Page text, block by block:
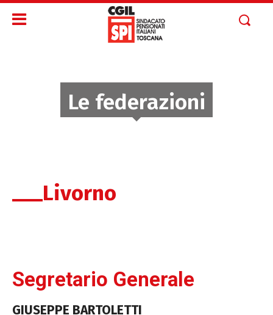
Le federazioni
Livorno
Segretario Generale
GIUSEPPE BARTOLETTI